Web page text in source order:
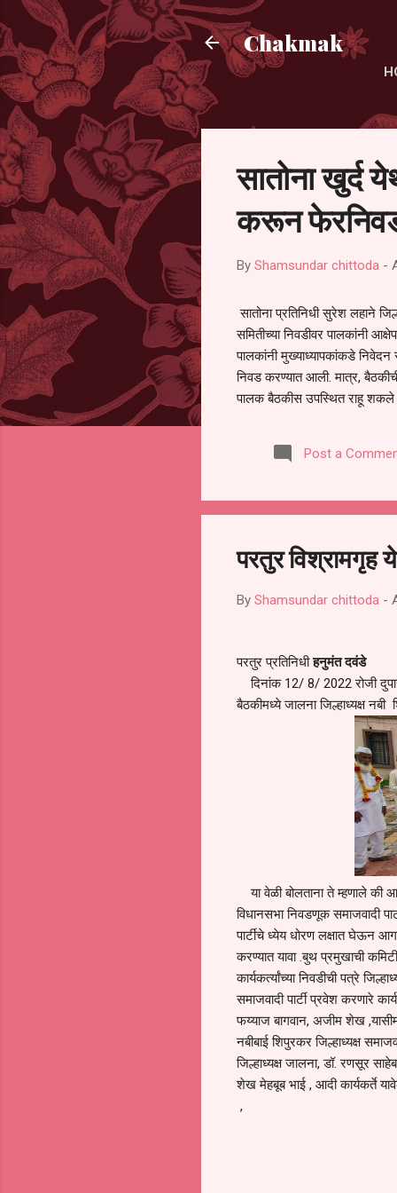
Chakmak
सातोना खुर्द
करून
By Shamsundar chittoda -
सातोना प्रतिनिधी सुरेश लहाने
समितीच्या निवडीवर पालकांनी
पालकांनी मुख्याध्यापकांकडे
निवड करण्यात आली. मात्र,
पालक बैठकीस उपस्थित राहू शकले
समितीची फेरनिवडणूक घेण्यात
जालना तसेच तालुका शिक्षण
Post a
परतुर विश्रामगृह
By Shamsundar chittoda -
परतुर प्रतिनिधीहनुमंत दवंडे
दिनांक 12/ 8/ 2022 रोजी
बैठकीमध्ये जालना जिल्हाध्यक्ष नबी
या वेळी बोलताना ते म्हणाले की
विधानसभा निवडणूक समाजवादी
पार्टीचे ध्येय धोरण लक्षात घेऊन
करण्यात यावा .बुथ प्रमुखाची
कार्यकर्त्यांच्या निवडीची पत्रे
समाजवादी पार्टी प्रवेश करणारे
फय्याज बागवान, अजीम शेख
नबीबाई शिपुरकर जिल्हाध्यक्ष
जिल्हाध्यक्ष जालना, डॉ. रणसूर
शेख मेहबूब भाई , आदी कार्यकर्ते
,